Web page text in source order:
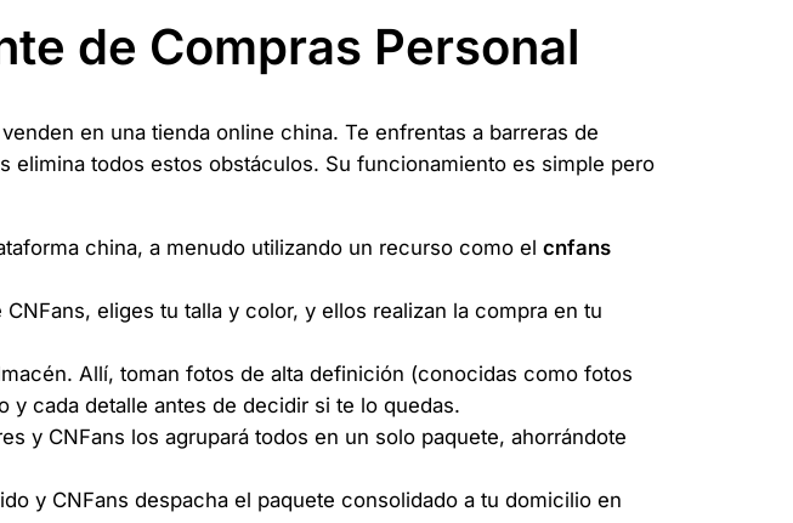
de Compras Personal
en una tienda online china. Te enfrentas a barreras de
elimina todos estos obstáculos. Su funcionamiento es simple pero
china, a menudo utilizando un recurso como el cnfans
eliges tu talla y color, y ellos realizan la compra en tu
Allí, toman fotos de alta definición (conocidas como fotos
y cada detalle antes de decidir si te lo quedas.
y CNFans los agrupará todos en un solo paquete, ahorrándote
y CNFans despacha el paquete consolidado a tu domicilio en